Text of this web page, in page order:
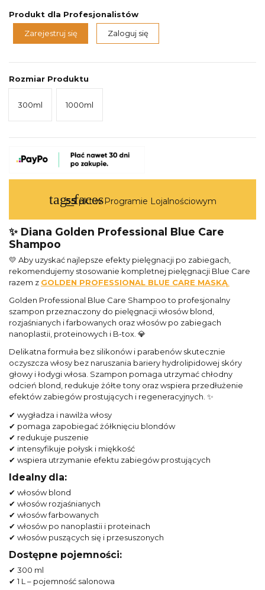
Produkt dla Profesjonalistów
Zarejestruj się
Zaloguj się
Rozmiar Produktu
300ml 1000ml
tag_faces
55pkt w Programie Lojalnościowym
✨ Diana Golden Professional Blue Care
Shampoo
💛 Aby uzyskać najlepsze efekty pielęgnacji po zabiegach,
rekomendujemy stosowanie kompletnej pielęgnacji Blue Care
razem z GOLDEN PROFESSIONAL BLUE CARE MASKĄ
Golden Professional Blue Care Shampoo to profesjonalny
szampon przeznaczony do pielęgnacji włosów blond,
rozjaśnianych i farbowanych oraz włosów po zabiegach
nanoplastii, proteinowych i B-tox. 💎
Delikatna formuła bez silikonów i parabenów skutecznie
oczyszcza włosy bez naruszania bariery hydrolipidowej skóry
głowy i łodygi włosa. Szampon pomaga utrzymać chłodny
odcień blond, redukuje żółte tony oraz wspiera przedłużenie
efektów zabiegów prostujących i regeneracyjnych. ✨
✔ wygładza i nawilża włosy
✔ pomaga zapobiegać żółknięciu blondów
✔ redukuje puszenie
✔ intensyfikuje połysk i miękkość
✔ wspiera utrzymanie efektu zabiegów prostujących
Idealny dla:
✔ włosów blond
✔ włosów rozjaśnianych
✔ włosów farbowanych
✔ włosów po nanoplastii i proteinach
✔ włosów puszących się i przesuszonych
Dostępne pojemności:
✔ 300 ml
✔ 1 L – pojemność salonowa